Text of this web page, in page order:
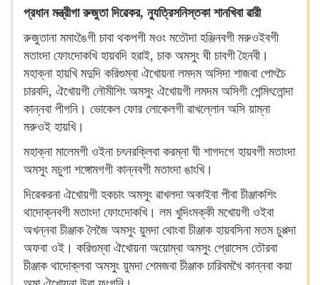
প্রধান মন্ত্রীগা রুজুতা দিৱেকর, ন্যুত্রিসনিস্তকা শানখিবা ৱারী
রুজুতানা মমাংঙৈগী চাবা থকপগী মওং মতৌদা হঞ্জিনবগী মরুওইবগী
মতাংদা ফোংদোকখি হায়বদি হৱাই, চাক অমসুং ঘী চাবগী হৈনবী।
মহাক্না হায়খি মদুদি করিগুম্বা ঐখোয়না লমদম অসিদা শাজবা পোৎচৈ
চারবদি, ঐখোয়গী লৌমীশিং অমসুং ঐখোয়গী লমদম অসিগী শেন্মিৎলোন্দা
কান্নবা পীগনি। ভোকেল ফোর লোকেলগী ৱাখল্লোন অসি য়াম্না
মরুওই হায়খি।
মহাক্না মালেমগী ওইনা চৎনরক্লিবা করম্না ঘী শাগদগে হায়বগী মতাংদা
অমসুং মচুগা শঙ্গোমগগী কান্নবগী মতাংদা ঙাংখি।
দিৱেকরনা ঐখোয়গী হকচাং অমসুং ৱাখলদা অকাইবা পীবা চীঞ্জাকশিং
থাদোক্নবগী মতাংদা ফোংদোকখি। লম খুদিংমক্কী মখোয়গী ওইবা
অখন্নবা চীঞ্জাক লৈজৈ অমসুং য়ুমদা থোংবা চীঞ্জাক হায়বসিনা মতম চুপ্পদা
অফবা ওই। করিগুম্বা ঐখোয়না অয়োম্বা অমসুং প্রোসেস তৌরবা
চীঞ্জাক থাদোক্লবা অমসুং য়ুমদা শেমজবা চীঞ্জাক চারিবমখৈ কান্নবা কয়া